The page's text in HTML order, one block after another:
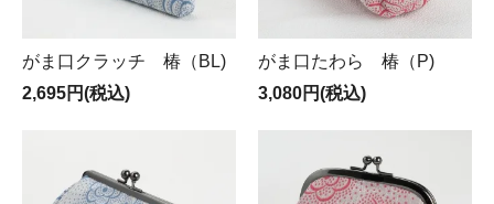
がま口クラッチ 椿（BL)
2,695円(税込)
がま口たわら 椿（P)
3,080円(税込)